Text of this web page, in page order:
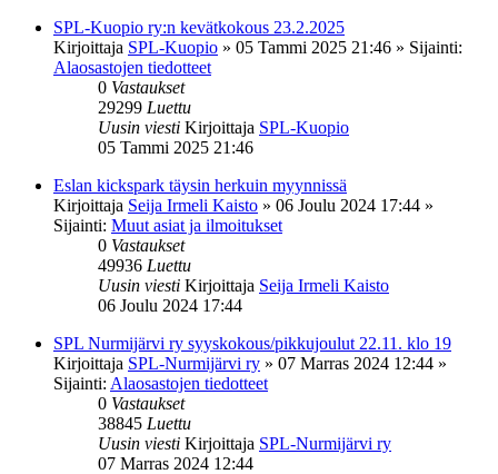
SPL-Kuopio ry:n kevätkokous 23.2.2025
Kirjoittaja SPL-Kuopio » 05 Tammi 2025 21:46 » Sijainti:
Alaosastojen tiedotteet
0 Vastaukset
29299 Luettu
Uusin viesti Kirjoittaja SPL-Kuopio
05 Tammi 2025 21:46
Eslan kickspark täysin herkuin myynnissä
Kirjoittaja Seija Irmeli Kaisto » 06 Joulu 2024 17:44 »
Sijainti: Muut asiat ja ilmoitukset
0 Vastaukset
49936 Luettu
Uusin viesti Kirjoittaja Seija Irmeli Kaisto
06 Joulu 2024 17:44
SPL Nurmijärvi ry syyskokous/pikkujoulut 22.11. klo 19
Kirjoittaja SPL-Nurmijärvi ry » 07 Marras 2024 12:44 »
Sijainti: Alaosastojen tiedotteet
0 Vastaukset
38845 Luettu
Uusin viesti Kirjoittaja SPL-Nurmijärvi ry
07 Marras 2024 12:44